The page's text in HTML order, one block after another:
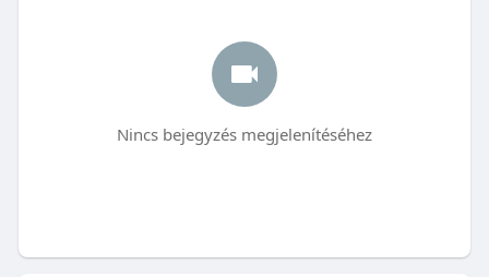
Nincs bejegyzés megjelenítéséhez